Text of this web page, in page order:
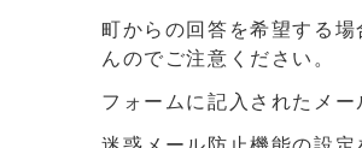
町からの回答を希望する
んのでご注意ください。
フォームに記入されたメ